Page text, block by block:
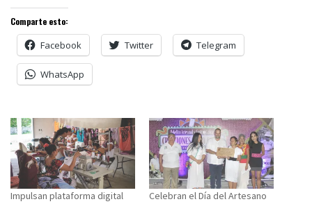
Comparte esto:
Facebook Twitter Telegram
WhatsApp
Impulsan plataforma digital
Celebran el Día del Artesano